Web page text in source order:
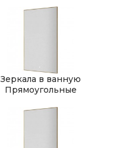
Зеркала в ванную
Прямоугольные